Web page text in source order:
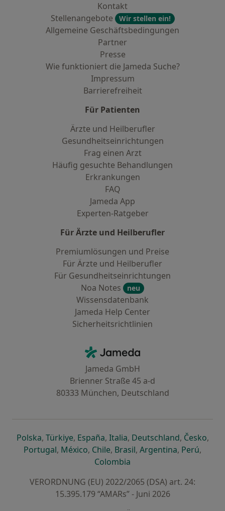
Kontakt
Stellenangebote
Wir stellen ein!
Allgemeine Geschäftsbedingungen
Partner
Presse
Wie funktioniert die Jameda Suche?
Impressum
Barrierefreiheit
Für Patienten
Ärzte und Heilberufler
Gesundheitseinrichtungen
Frag einen Arzt
Häufig gesuchte Behandlungen
Erkrankungen
FAQ
Jameda App
Experten-Ratgeber
Für Ärzte und Heilberufler
Premiumlösungen und Preise
Für Ärzte und Heilberufler
Für Gesundheitseinrichtungen
Noa Notes
neu
Wissensdatenbank
Jameda Help Center
Sicherheitsrichtlinien
Jameda - Startseite
Jameda GmbH
Brienner Straße 45 a-d
80333 München, Deutschland
Polskaöffnet in einer neuen Registerkarte
, Türkiyeöffnet in einer neuen Registerkarte
, Españaöffnet in einer neuen
, Italiaöffnet in einer neuen
, Deutschlandöffnet in
, Česko,
Portugalöffnet in einer neuen Registerkarte
, Méxicoöffnet in einer neuen Registerkarte
, Chileöffnet in einer neuen
, Brasilöffnet in einer neuen
, Argentinaöffnet in
, Perúöffnet
,
Colombia
VERORDNUNG (EU) 2022/2065 (DSA) art. 24:
15.395.179 “AMARs” - Juni 2026